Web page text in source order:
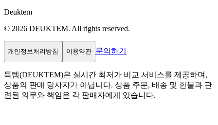
Deuktem
© 2026 DEUKTEM. All rights reserved.
개인정보처리방침 이용약관 문의하기
득템(DEUKTEM)은 실시간 최저가 비교 서비스를 제공하며,
상품의 판매 당사자가 아닙니다. 상품 주문, 배송 및 환불과 관
련된 의무와 책임은 각 판매자에게 있습니다.